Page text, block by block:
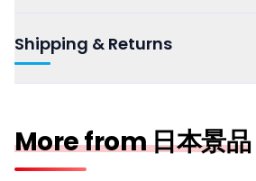
Shipping & Returns
More from 日本景品